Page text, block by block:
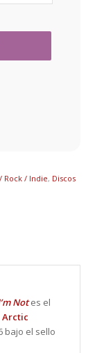
Rock / Indie, Discos
Notes el
Arctic
bajo el sello